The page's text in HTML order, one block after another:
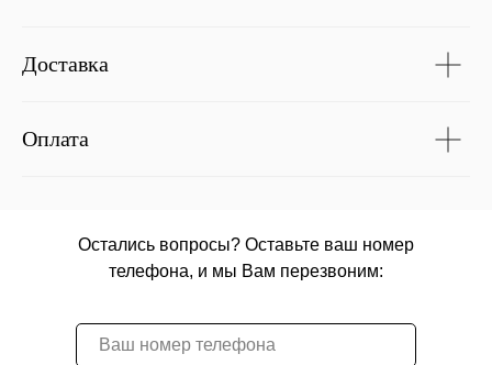
Доставка
Оплата
Остались вопросы? Оставьте ваш номер
телефона, и мы Вам перезвоним: